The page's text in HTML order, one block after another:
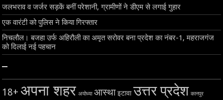
जलभराव व जर्जर सड़कें बनीं परेशानी, ग्रामीणों ने डीएम से लगाई गुहार
एक वारंटी को पुलिस ने किया गिरफ्तार
निचलौल। बजहा उर्फ अहिरौली का अमृत सरोवर बना प्रदेश का नंबर-1, महराजगंज
को दिलाई नई पहचान
–
18+ अपना शहर अयोध्या आस्था इटावा उत्तर प्रदेश कानपुर